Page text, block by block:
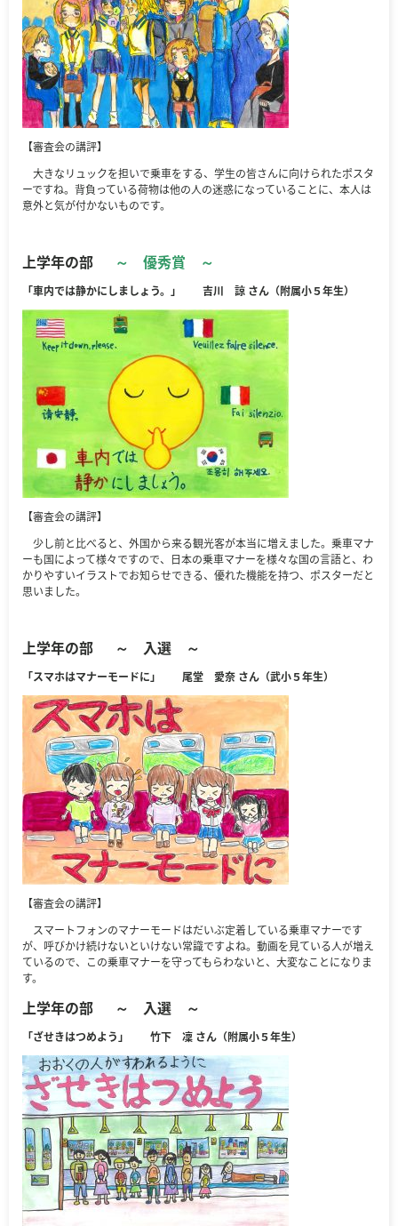
【審査会の講評】
大きなリュックを担いで乗車をする、学生の皆さんに向けられたポスタ
ーですね。背負っている荷物は他の人の迷惑になっていることに、本人は
意外と気が付かないものです。
上学年の部 ～ 優秀賞 ～
「車内では静かにしましょう。」 吉川 諒 さん（附属小５年生）
【審査会の講評】
少し前と比べると、外国から来る観光客が本当に増えました。乗車マナ
ーも国によって様々ですので、日本の乗車マナーを様々な国の言語と、わ
かりやすいイラストでお知らせできる、優れた機能を持つ、ポスターだと
思いました。
上学年の部 ～ 入選 ～
「スマホはマナーモードに」 尾堂 愛奈 さん（武小５年生）
【審査会の講評】
スマートフォンのマナーモードはだいぶ定着している乗車マナーです
が、呼びかけ続けないといけない常識ですよね。動画を見ている人が増え
ているので、この乗車マナーを守ってもらわないと、大変なことになりま
す。
上学年の部 ～ 入選 ～
「ざせきはつめよう」 竹下 凜 さん（附属小５年生）